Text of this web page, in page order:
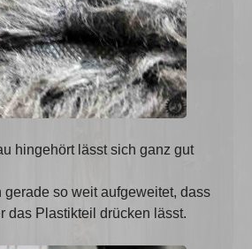
hingehört lässt sich ganz gut
gerade so weit aufgeweitet, dass
das Plastikteil drücken lässt.